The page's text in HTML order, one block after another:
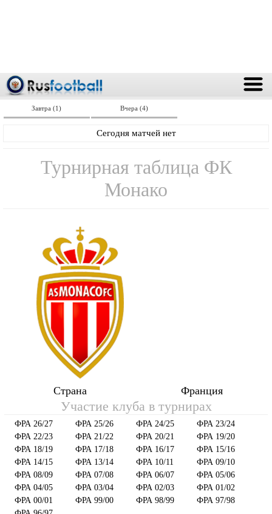
Завтра (1) Вчера (4)
Сегодня матчей нет
Турнирная таблица ФК
Монако
Страна Франция
Участие клуба в турнирах
ФРА 26/27 ФРА 25/26 ФРА 24/25
ФРА 23/24
ФРА 22/23
ФРА 21/22 ФРА 20/21
ФРА 19/20
ФРА 18/19
ФРА 17/18 ФРА 16/17
ФРА 15/16
ФРА 14/15
ФРА 13/14 ФРА 10/11
ФРА 09/10
ФРА 08/09
ФРА 07/08 ФРА 06/07
ФРА 05/06
ФРА 04/05
ФРА 03/04 ФРА 02/03
ФРА 01/02
ФРА 00/01
ФРА 99/00 ФРА 98/99
ФРА 97/98